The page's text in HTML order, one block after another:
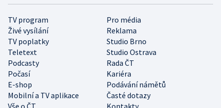
TV program
Pro média
Živé vysílání
Reklama
TV poplatky
Studio Brno
Teletext
Studio Ostrava
Podcasty
Rada ČT
Počasí
Kariéra
E-shop
Podávání námětů
Mobilní a TV aplikace
Časté dotazy
Vše o ČT
Kontakty